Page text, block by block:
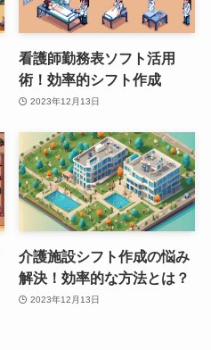
看護師勤務表ソフト活用
術！効率的シフト作成
2023年12月13日
介護施設シフト作成の悩み
解決！効率的な方法とは？
2023年12月13日